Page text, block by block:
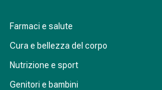
Farmaci e salute
Cura e bellezza del corpo
Nutrizione e sport
Genitori e bambini